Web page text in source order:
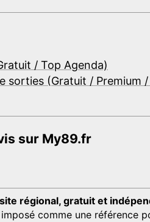
/ Top Agenda)
sorties (Gratuit / Premium /
sur My89.fr
régional, gratuit et
imposé comme une